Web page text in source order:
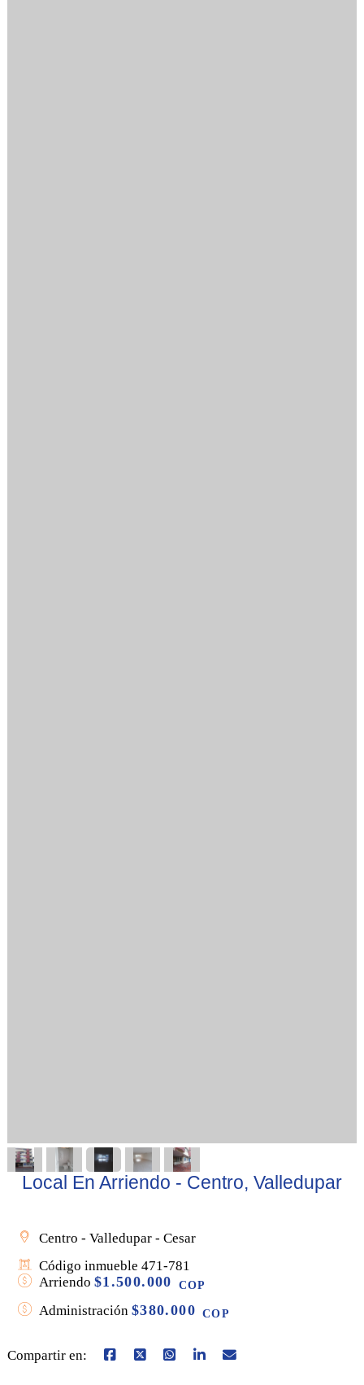
Local En Arriendo - Centro, Valledupar
Centro - Valledupar - Cesar
Código inmueble 471-781
Arriendo $1.500.000 COP
Administración $380.000 COP
Compartir en: